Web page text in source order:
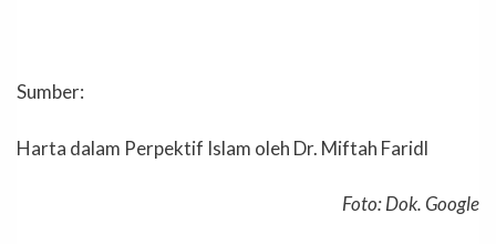
Sumber:
Harta dalam Perpektif Islam oleh Dr. Miftah Faridl
Foto: Dok. Google